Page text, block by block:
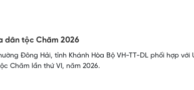
dân tộc Chăm 2026
Đông Hải, tỉnh Khánh Hòa Bộ VH-TT-DL phối hợp với
Chăm lần thứ VI, năm 2026.